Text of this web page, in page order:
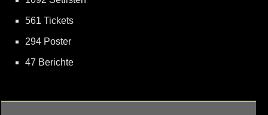
561 Tickets
294 Poster
47 Berichte